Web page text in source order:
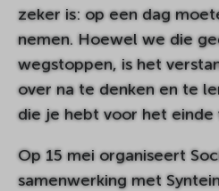
zeker is: op een dag
nemen. Hoewel we die
wegstoppen, is het
over na te denken en te
die je hebt voor het einde
Op 15 mei organiseert
samenwerking met